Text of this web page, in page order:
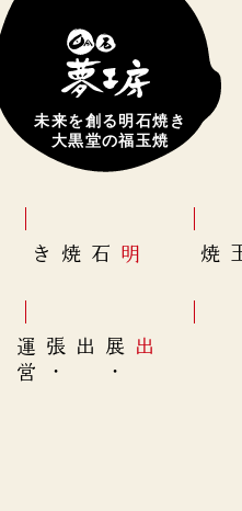
未来を創る明石焼き
大黒堂の福玉焼
明石焼き 福玉焼
出展
・
出張
・
運
営